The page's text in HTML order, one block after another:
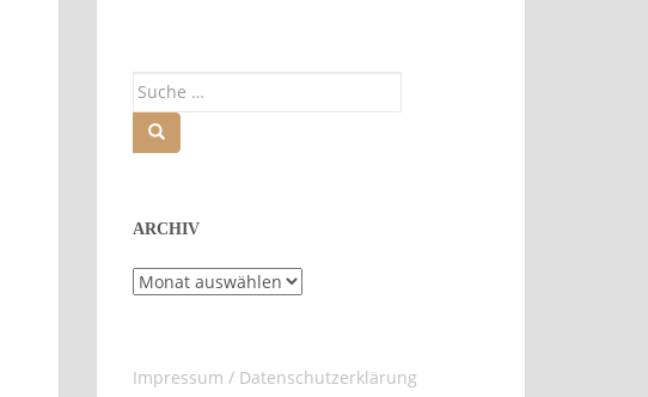
ARCHIV
Archiv
Impressum / Datenschutzerklärung